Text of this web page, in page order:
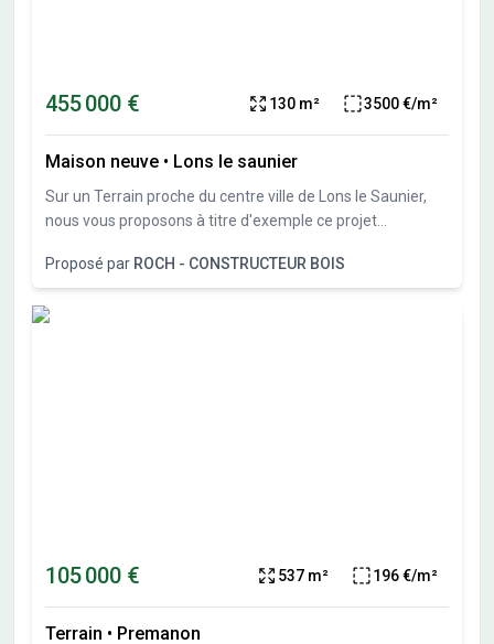
455 000 € 130 m² 3500 €/m²
Maison neuve • Lons le saunier
Sur un Terrain proche du centre ville de Lons le Saunier,
nous vous proposons à titre d'exemple ce projet
Proposé par ROCH - CONSTRUCTEUR BOIS
105 000 € 537 m² 196 €/m²
Terrain • Premanon